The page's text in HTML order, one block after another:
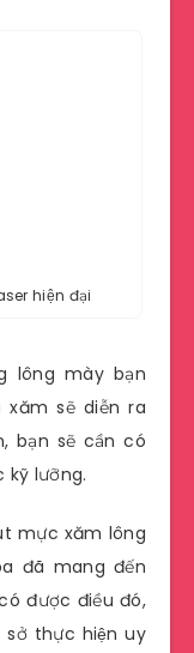
hiện đại
lông mày bạn
sẽ diễn ra
bạn sẽ cần có
kỹ lưỡng.
mực xăm lông
đã mang đến
được điều đó,
sở thực hiện uy